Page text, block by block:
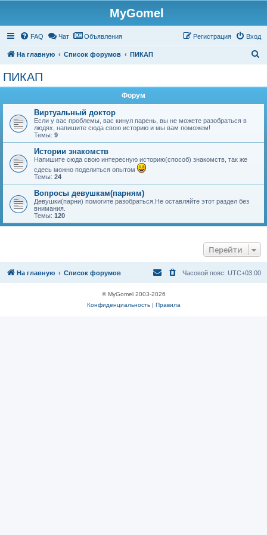
MyGomel
FAQ Чат Объявления Вход
Регистрация
На главную Список форумов ПИКАП
ПИКАП
Форум
Виртуальный доктор
Если у вас проблемы, вас кинул парень, вы не можете разобраться в
людях, напишите сюда свою историю и мы вам поможем!
Темы: 9
Истории знакомств
Напишите сюда свою интересную историю(способ) знакомств, так же
сдесь можно поделиться опытом
Темы: 24
Вопросы девушкам(парням)
Девушки(парни) помогите разобраться.Не оставляйте этот раздел без
внимания.
Темы: 120
Перейти
На главную Список форумов Часовой пояс: UTC+03:00
© MyGomel 2003-2026
Конфиденциальность| Правила